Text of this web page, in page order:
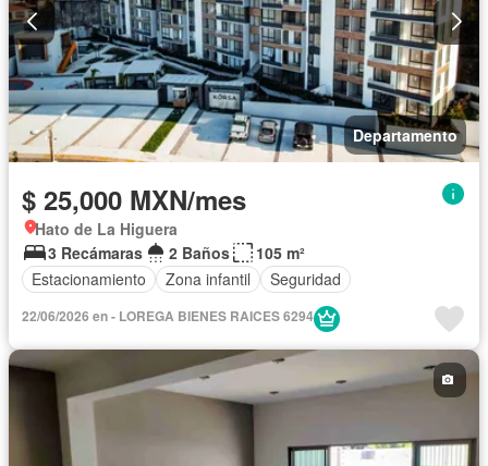
Departamento
$ 25,000 MXN/mes
Hato de La Higuera
3 Recámaras
2 Baños
105 m²
Estacionamiento
Zona infantil Seguridad
22/06/2026 en - LOREGA BIENES RAICES 6294